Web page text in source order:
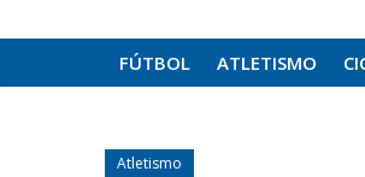
FÚTBOL ATLETISMO
Atletismo